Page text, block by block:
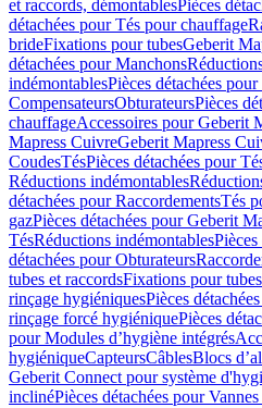
et raccords, démontablesPièces
détachées pour Tés pour chauffage
brideFixations pour tubesGeberit
détachées pour Manchons
indémontablesPièces détachées
CompensateursObturateursPièces
chauffageAccessoires pour Geberit
Mapress CuivreGeberit Mapress
CoudesTésPièces détachées pour
Réductions indémontables
détachées pour RaccordementsTés
gazPièces détachées pour Geberit
TésRéductions indémontables
détachées pour Obturateurs
tubes et raccordsFixations pour tubes
rinçage hygiéniquesPièces
rinçage forcé hygiéniquePièces
pour Modules d’hygiène intégrés
hygiéniqueCapteursCâblesBlocs
Geberit Connect pour système
inclinéPièces détachées pour